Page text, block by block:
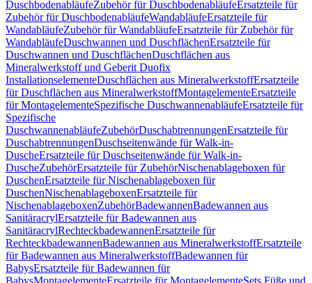
DuschbodenabläufeZubehör für DuschbodenabläufeErsatzteile für
Zubehör für DuschbodenabläufeWandabläufeErsatzteile für
WandabläufeZubehör für WandabläufeErsatzteile für Zubehör für
WandabläufeDuschwannen und DuschflächenErsatzteile für
Duschwannen und DuschflächenDuschflächen aus
Mineralwerkstoff und Geberit Duofix
InstallationselementeDuschflächen aus MineralwerkstoffErsatzteile
für Duschflächen aus MineralwerkstoffMontagelementeErsatzteile
für MontagelementeSpezifische DuschwannenabläufeErsatzteile für
Spezifische
DuschwannenabläufeZubehörDuschabtrennungenErsatzteile für
DuschabtrennungenDuschseitenwände für Walk-in-
DuscheErsatzteile für Duschseitenwände für Walk-in-
DuscheZubehörErsatzteile für ZubehörNischenablageboxen für
DuschenErsatzteile für Nischenablageboxen für
DuschenNischenablageboxenErsatzteile für
NischenablageboxenZubehörBadewannenBadewannen aus
SanitäracrylErsatzteile für Badewannen aus
SanitäracrylRechteckbadewannenErsatzteile für
RechteckbadewannenBadewannen aus MineralwerkstoffErsatzteile
für Badewannen aus MineralwerkstoffBadewannen für
BabysErsatzteile für Badewannen für
BabysMontagelementeErsatzteile für MontagelementeSets Füße und